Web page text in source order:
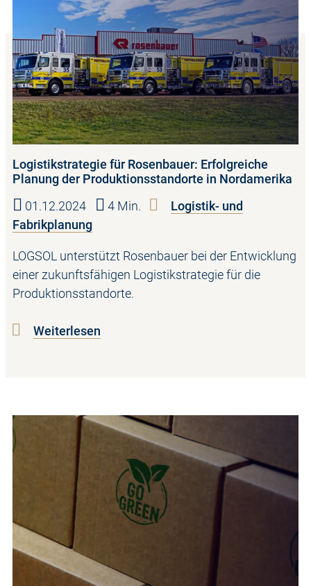
Logistikstrategie für Rosenbauer: Erfolgreiche
Planung der Produktionsstandorte in Nordamerika
01.12.2024
4 Min.
Logistik- und
Fabrikplanung
LOGSOL unterstützt Rosenbauer bei der Entwicklung
einer zukunftsfähigen Logistikstrategie für die
Produktionsstandorte.
Weiterlesen